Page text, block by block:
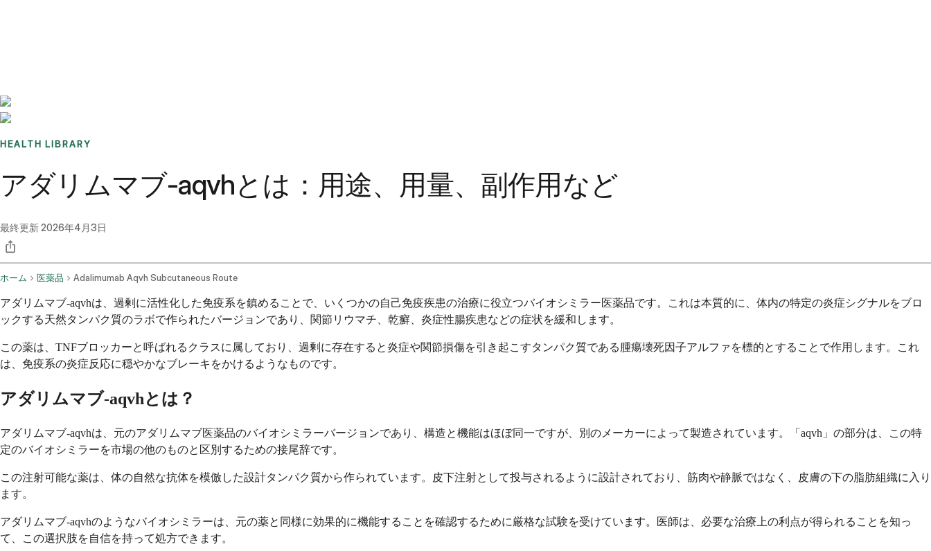
HEALTH LIBRARY
アダリムマブ-aqvhとは：用途、用量、副作用など
最終更新2026年4月3日
ホーム 医薬品 Adalimumab Aqvh Subcutaneous Route
アダリムマブ-aqvhは、過剰に活性化した免疫系を鎮めることで、いくつかの自己免疫疾患の治療に役立つバイオシミラー医薬品です。これは本質的に、体内の特定の炎症シグナルをブロ
ックする天然タンパク質のラボで作られたバージョンであり、関節リウマチ、乾癬、炎症性腸疾患などの症状を緩和します。
この薬は、TNFブロッカーと呼ばれるクラスに属しており、過剰に存在すると炎症や関節損傷を引き起こすタンパク質である腫瘍壊死因子アルファを標的とすることで作用します。これ
は、免疫系の炎症反応に穏やかなブレーキをかけるようなものです。
アダリムマブ-aqvhとは？
アダリムマブ-aqvhは、元のアダリムマブ医薬品のバイオシミラーバージョンであり、構造と機能はほぼ同一ですが、別のメーカーによって製造されています。「aqvh」の部分は、この特
定のバイオシミラーを市場の他のものと区別するための接尾辞です。
この注射可能な薬は、体の自然な抗体を模倣した設計タンパク質から作られています。皮下注射として投与されるように設計されており、筋肉や静脈ではなく、皮膚の下の脂肪組織に入り
ます。
アダリムマブ-aqvhのようなバイオシミラーは、元の薬と同様に効果的に機能することを確認するために厳格な試験を受けています。医師は、必要な治療上の利点が得られることを知っ
て、この選択肢を自信を持って処方できます。